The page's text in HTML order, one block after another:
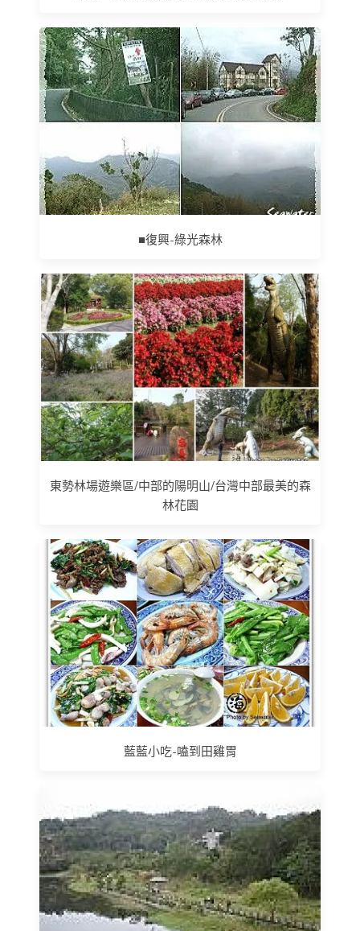
■復興-綠光森林
東勢林場遊樂區/中部的陽明山/台灣中部最美的森
林花園
藍藍小吃-嗑到田雞胃